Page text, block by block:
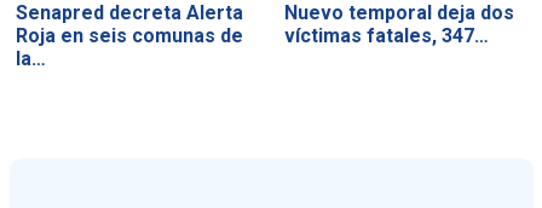
Senapred decreta Alerta
Roja en seis comunas de
la…
Nuevo temporal deja dos
víctimas fatales, 347…